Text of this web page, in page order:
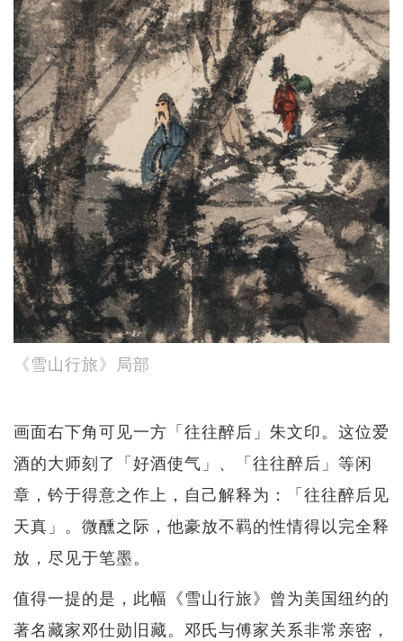
《雪山行旅》局部
画面右下角可见一方「往往醉后」朱文印。这位爱
酒的大师刻了「好酒使气」、「往往醉后」等闲
章，钤于得意之作上，自己解释为：「往往醉后见
天真」。微醺之际，他豪放不羁的性情得以完全释
放，尽见于笔墨。
值得一提的是，此幅《雪山行旅》曾为美国纽约的
著名藏家邓仕勋旧藏。邓氏与傅家关系非常亲密，